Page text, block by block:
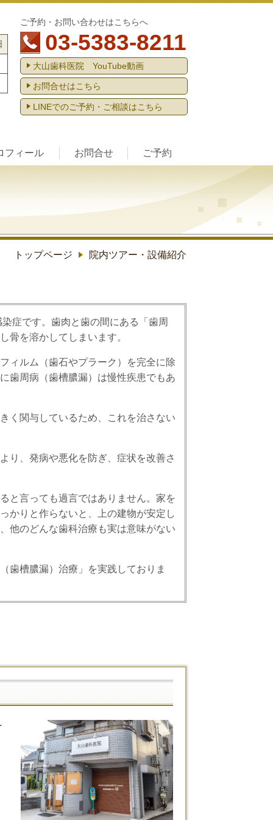
ご予約・お問い合わせはこちらへ
03-5383-8211
大山歯科医院 YouTube動画
お問合せはこちら
LINEでのご予約・ご相談はこちら
フィール お問合せ ご予約
トップページ 院内ツアー・設備紹介
症です。歯肉と歯の間にある「歯周
骨を溶かしてしまいます。
ィルム（歯石やプラーク）を完全に除
歯周病（歯槽膿漏）は慢性疾患でもあ
く関与しているため、これを治さない
り、発病や悪化を防ぎ、症状を改善さ
と言っても過言ではありません。家を
かりと作らないと、上の建物が安定し
他のどんな歯科治療も実は意味がない
歯槽膿漏）治療」を実践しておりま